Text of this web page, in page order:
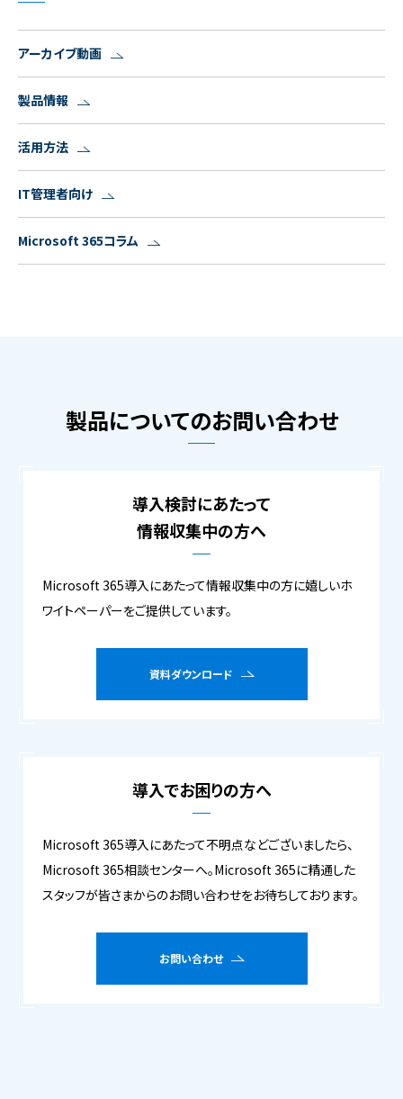
アーカイブ動画
製品情報
活用方法
IT管理者向け
Microsoft 365コラム
製品についてのお問い合わせ
導入検討にあたって
情報収集中の方へ
Microsoft 365導入にあたって情報収集中の方に嬉しいホ
ワイトペーパーをご提供しています。
資料ダウンロード
導入でお困りの方へ
Microsoft 365導入にあたって不明点などございましたら、
Microsoft 365相談センターへ。Microsoft 365に精通した
スタッフが皆さまからのお問い合わせをお待ちしております。
お問い合わせ